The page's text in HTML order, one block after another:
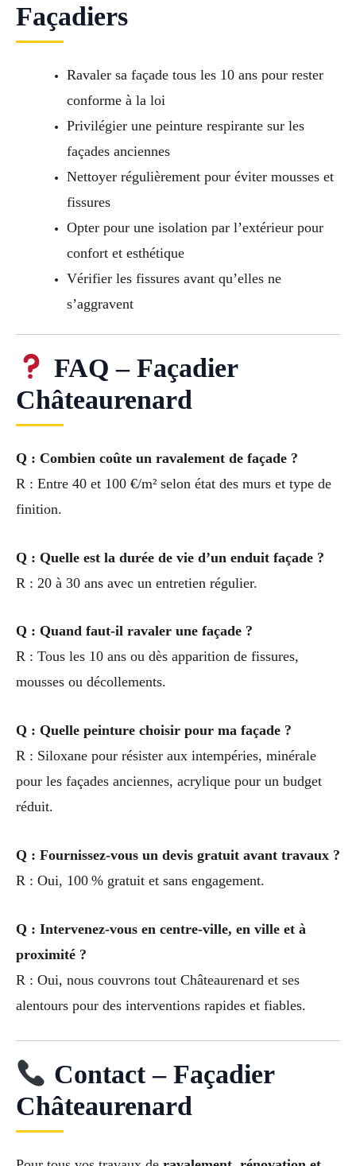
Façadiers
Ravaler sa façade tous les 10 ans pour rester
conforme à la loi
Privilégier une peinture respirante sur les
façades anciennes
Nettoyer régulièrement pour éviter mousses et
fissures
Opter pour une isolation par l’extérieur pour
confort et esthétique
Vérifier les fissures avant qu’elles ne
s’aggravent
FAQ – Façadier
Châteaurenard
Q : Combien coûte un ravalement de façade ?
R : Entre 40 et 100 €/m² selon état des murs et type de
finition.
Q : Quelle est la durée de vie d’un enduit façade ?
R : 20 à 30 ans avec un entretien régulier.
Q : Quand faut-il ravaler une façade ?
R : Tous les 10 ans ou dès apparition de fissures,
mousses ou décollements.
Q : Quelle peinture choisir pour ma façade ?
R : Siloxane pour résister aux intempéries, minérale
pour les façades anciennes, acrylique pour un budget
réduit.
Q : Fournissez-vous un devis gratuit avant travaux ?
R : Oui, 100 % gratuit et sans engagement.
Q : Intervenez-vous en centre-ville, en ville et à
proximité ?
R : Oui, nous couvrons tout Châteaurenard et ses
alentours pour des interventions rapides et fiables.
Contact – Façadier
Châteaurenard